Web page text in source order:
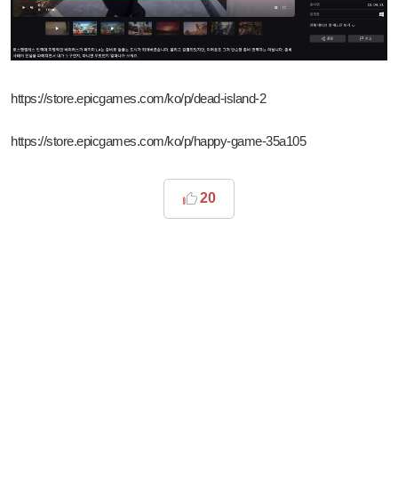
https://store.epicgames.com/ko/p/dead-island-2
https://store.epicgames.com/ko/p/happy-game-35a105
20